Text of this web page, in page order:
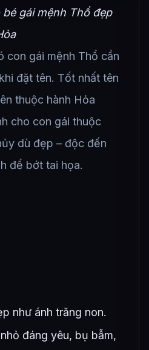
gái mệnh Thổ đẹp
con gái mệnh Thổ cần
đặt tên. Tốt nhất tên
thuộc hành Hỏa
cho con gái thuộc
dù đẹp – độc đến
để bớt tai họa.
như ánh trăng non.
đáng yêu, bụ bẫm,